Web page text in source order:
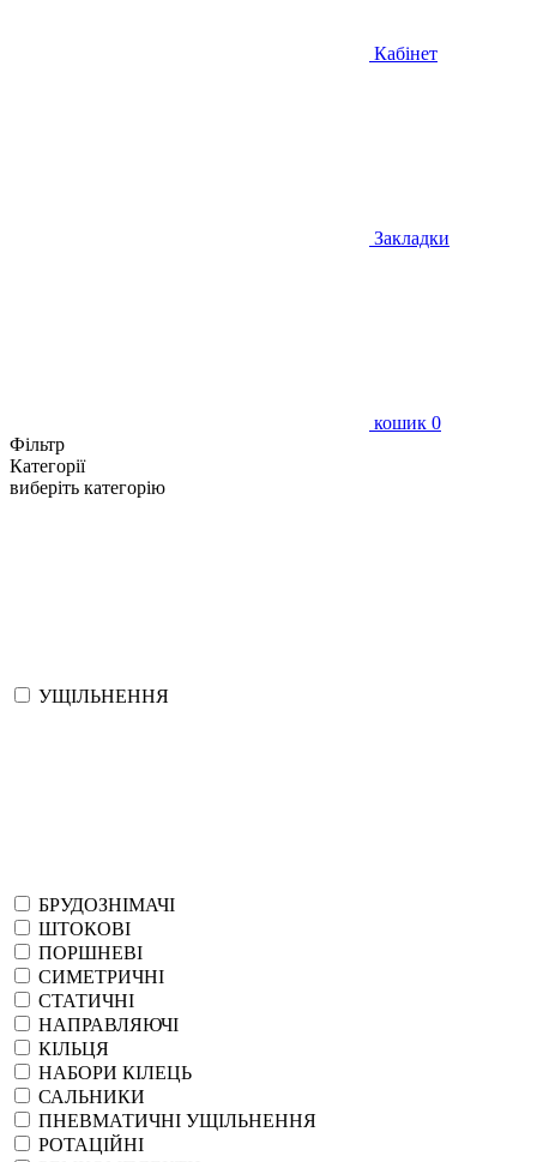
Кабінет
Закладки
кошик 0
Фільтр
Категорії
виберіть категорію
УЩІЛЬНЕННЯ
БРУДОЗНІМАЧІ
ШТОКОВІ
ПОРШНЕВІ
СИМЕТРИЧНІ
СТАТИЧНІ
НАПРАВЛЯЮЧІ
КІЛЬЦЯ
НАБОРИ КІЛЕЦЬ
САЛЬНИКИ
ПНЕВМАТИЧНІ УЩІЛЬНЕННЯ
РОТАЦІЙНІ